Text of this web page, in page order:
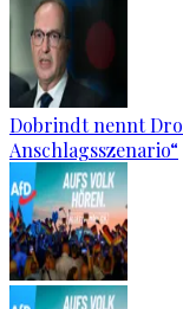
Dobrindt nennt
Anschlagsszenario“